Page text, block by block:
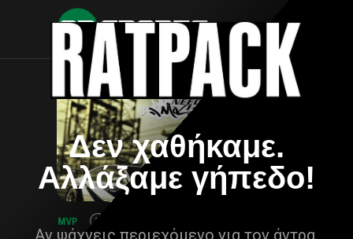
Δεν χαθήκαμε.
Αλλάξαμε γήπεδο!
Αν ψάχνεις περιεχόμενο για τον άντρα,